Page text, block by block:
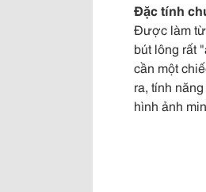
Đặc tính
Được làm từ
bút lông rất
cần một
ra, tính năng
hình ảnh